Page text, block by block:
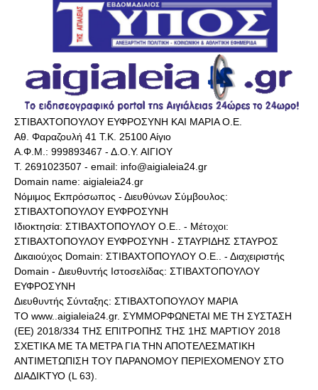
ΣΤΙΒΑΧΤΟΠΟΥΛΟΥ ΕΥΦΡΟΣΥΝΗ ΚΑΙ ΜΑΡΙΑ Ο.Ε.
Αθ. Φαραζουλή 41 Τ.Κ. 25100 Αίγιο
Α.Φ.Μ.: 999893467 - Δ.Ο.Υ. ΑΙΓΙΟΥ
Τ. 2691023507 - email: info@aigialeia24.gr
Domain name: aigialeia24.gr
Νόμιμος Εκπρόσωπος - Διευθύνων Σύμβουλος:
ΣΤΙΒΑΧΤΟΠΟΥΛΟΥ ΕΥΦΡΟΣΥΝΗ
Ιδιοκτησία: ΣΤΙΒΑΧΤΟΠΟΥΛΟΥ Ο.Ε.. - Μέτοχοι:
ΣΤΙΒΑΧΤΟΠΟΥΛΟΥ ΕΥΦΡΟΣΥΝΗ - ΣΤΑΥΡΙΔΗΣ ΣΤΑΥΡΟΣ
Δικαιούχος Domain: ΣΤΙΒΑΧΤΟΠΟΥΛΟΥ Ο.Ε.. - Διαχειριστής
Domain - Διευθυντής Ιστοσελίδας: ΣΤΙΒΑΧΤΟΠΟΥΛΟΥ
ΕΥΦΡΟΣΥΝΗ
Διευθυντής Σύνταξης: ΣΤΙΒΑΧΤΟΠΟΥΛΟΥ ΜΑΡΙΑ
ΤΟ www..aigialeia24.gr. ΣΥΜΜΟΡΦΩΝΕΤΑΙ ΜΕ ΤΗ ΣΥΣΤΑΣΗ
(ΕΕ) 2018/334 ΤΗΣ ΕΠΙΤΡΟΠΗΣ ΤΗΣ 1ΗΣ ΜΑΡΤΙΟΥ 2018
ΣΧΕΤΙΚΑ ΜΕ ΤΑ ΜΕΤΡΑ ΓΙΑ ΤΗΝ ΑΠΟΤΕΛΕΣΜΑΤΙΚΗ
ΑΝΤΙΜΕΤΩΠΙΣΗ ΤΟΥ ΠΑΡΑΝΟΜΟΥ ΠΕΡΙΕΧΟΜΕΝΟΥ ΣΤΟ
ΔΙΑΔΙΚΤΥΟ (L 63).